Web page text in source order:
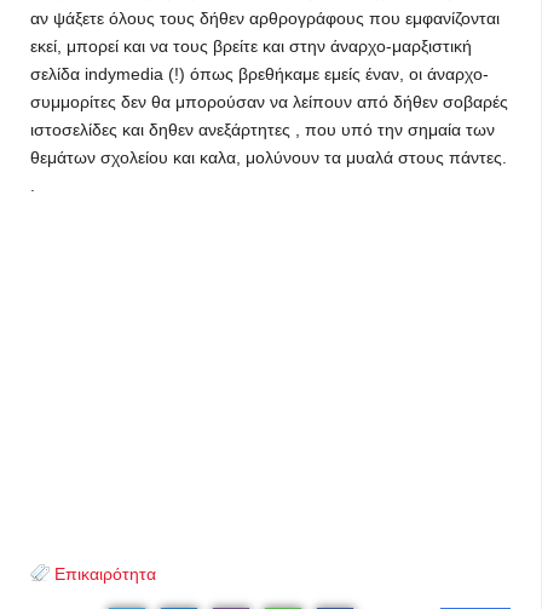
αν ψάξετε όλους τους δήθεν αρθρογράφους που εμφανίζονται
εκεί, μπορεί και να τους βρείτε και στην άναρχο-μαρξιστική
σελίδα indymedia (!) όπως βρεθήκαμε εμείς έναν, οι άναρχο-
συμμορίτες δεν θα μπορούσαν να λείπουν από δήθεν σοβαρές
ιστοσελίδες και δηθεν ανεξάρτητες , που υπό την σημαία των
θεμάτων σχολείου και καλα, μολύνουν τα μυαλά στους πάντες.
Επικαιρότητα